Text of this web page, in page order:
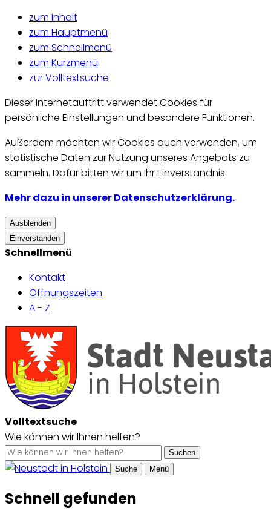
zum Inhalt
zum Hauptmenü
zum Schnellmenü
zum Kurzmenü
zur Volltextsuche
Dieser Internetauftritt verwendet Cookies für
persönliche Einstellungen und besondere Funktionen.
Außerdem möchten wir Cookies auch verwenden, um
statistische Daten zur Nutzung unseres Angebots zu
sammeln. Dafür bitten wir um Ihr Einverständnis.
Mehr dazu in unserer Datenschutzerklärung.
Ausblenden
Einverstanden
Schnellmenü
Kontakt
Öffnungszeiten
A - Z
Volltextsuche
Wie können wir Ihnen helfen?
Suchen
Suche
Menü
Schnell gefunden